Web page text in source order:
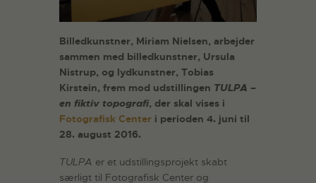
Billedkunstner, Miriam Nielsen, arbejder
sammen med billedkunstner, Ursula
Nistrup, og lydkunstner, Tobias
Kirstein, frem mod udstillingen TULPA –
en fiktiv topografi, der skal vises i
Fotografisk Center i perioden 4. juni til
28. august 2016.
TULPA er et udstillingsprojekt skabt
særligt til Fotografisk Center og